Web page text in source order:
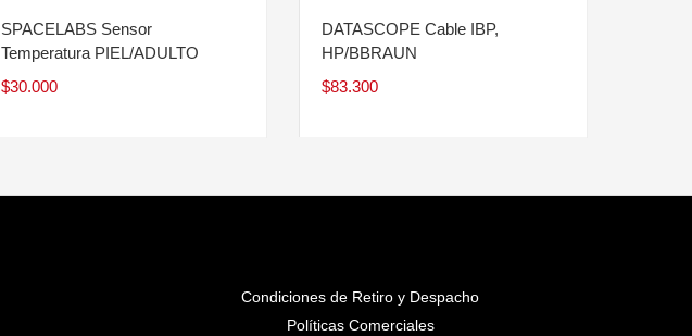
SPACELABS Sensor
Temperatura PIEL/ADULTO
$30.000
DATASCOPE Cable IBP,
HP/BBRAUN
$83.300
Condiciones de Retiro y Despacho
Políticas Comerciales